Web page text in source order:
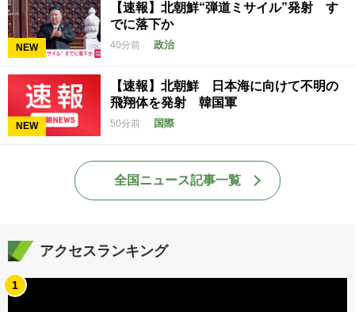
NEW
【速報】北朝鮮“弾道ミサイル”発射 す
でに落下か
40分前 政治
NEW
【速報】北朝鮮 日本海に向けて不明の
飛翔体を発射 韓国軍
50分前 国際
全国ニュース記事一覧
アクセスランキング
1